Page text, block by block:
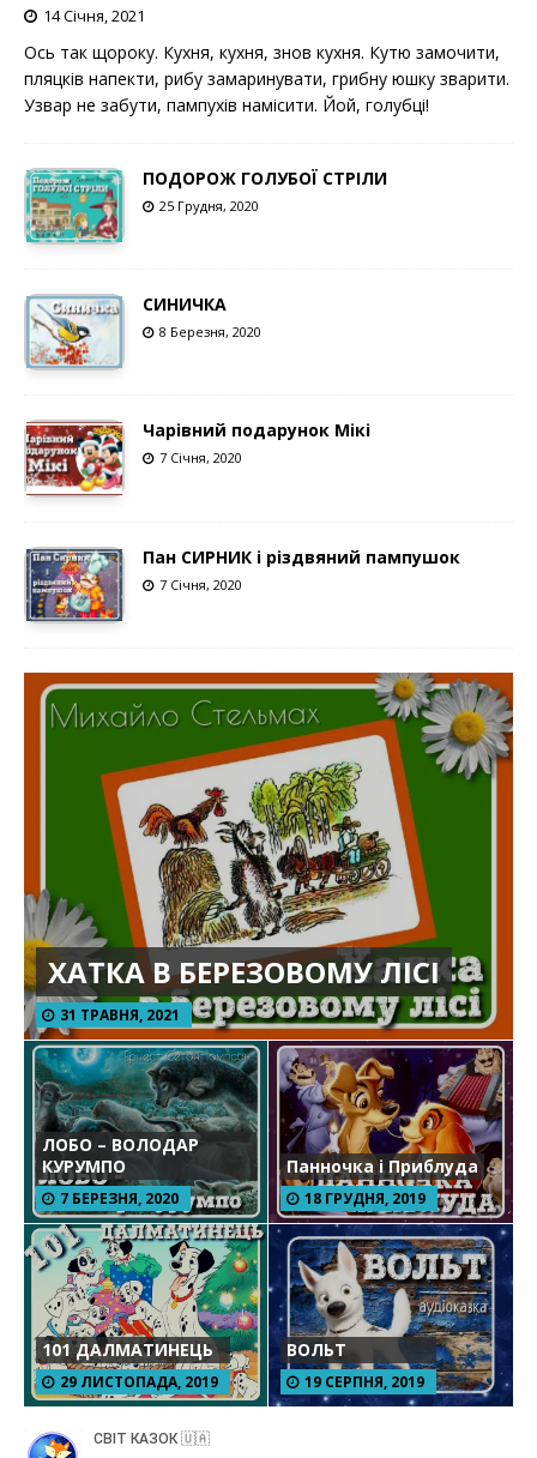
14 Січня, 2021
Ось так щороку. Кухня, кухня, знов кухня. Кутю замочити,
пляцків напекти, рибу замаринувати, грибну юшку зварити.
Узвар не забути, пампухів намісити. Йой, голубці!
ПОДОРОЖ ГОЛУБОЇ СТРІЛИ
25 Грудня, 2020
СИНИЧКА
8 Березня, 2020
Чарівний подарунок Мікі
7 Січня, 2020
Пан СИРНИК і різдвяний пампушок
7 Січня, 2020
ХАТКА В БЕРЕЗОВОМУ ЛІСІ
31 ТРАВНЯ, 2021
ЛОБО – ВОЛОДАР
КУРУМПО
7 БЕРЕЗНЯ, 2020
Панночка і Приблуда
18 ГРУДНЯ, 2019
101 ДАЛМАТИНЕЦЬ
29 ЛИСТОПАДА, 2019
ВОЛЬТ
19 СЕРПНЯ, 2019